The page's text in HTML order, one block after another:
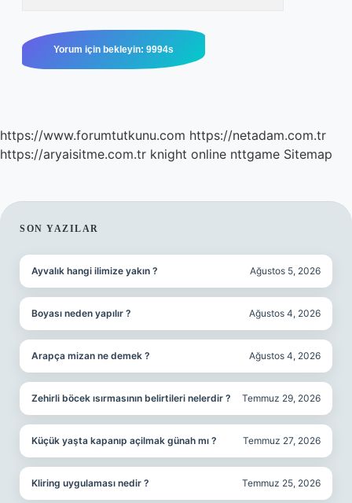
https://www.forumtutkunu.com https://netadam.com.tr
https://aryaisitme.com.tr knight online nttgame Sitemap
SIDEBAR
SON YAZILAR
Ayvalık hangi ilimize yakın ? Ağustos 5, 2026
Boyası neden yapılır ? Ağustos 4, 2026
Arapça mizan ne demek ? Ağustos 4, 2026
Zehirli böcek ısırmasının belirtileri nelerdir ? Temmuz 29, 2026
Küçük yaşta kapanıp açilmak günah mı ? Temmuz 27, 2026
Kliring uygulaması nedir ? Temmuz 25, 2026